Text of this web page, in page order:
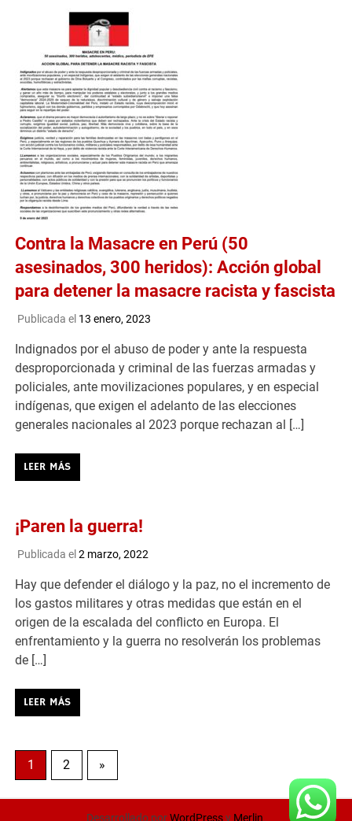
Contra la Masacre en Perú (50
asesinados, 300 heridos): Acción global
para detener la masacre racista y fascista
Publicada el 13 enero, 2023
Indignados por el abuso de poder y ante la respuesta
desproporcionada y criminal de las fuerzas armadas y
policiales, ante movilizaciones populares, y en especial
indígenas, que exigen el adelanto de las elecciones
generales nacionales al 2023 porque rechazan al […]
LEER MÁS
¡Paren la guerra!
Publicada el 2 marzo, 2022
Hay que defender el diálogo y la paz, no el incremento de
los gastos militares y otras medidas que están en el
origen de la escalada del conflicto en Europa. El
enfrentamiento y la guerra no resolverán los problemas
de […]
LEER MÁS
1 2 »
Desarrollado porWordPressy Merlin.